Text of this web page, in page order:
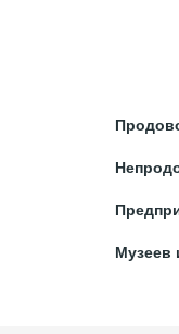
Музеев